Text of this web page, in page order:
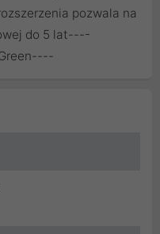
pozwala na
do 5 lat----
----